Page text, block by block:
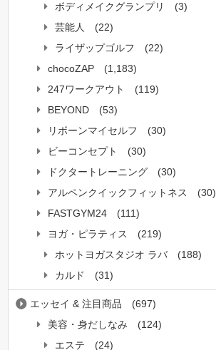
ボディメイクグランプリ
(3)
芸能人
(22)
ライザップゴルフ
(22)
chocoZAP
(1,183)
247ワークアウト
(119)
BEYOND
(53)
リボーンマイセルフ
(30)
ビーコンセプト
(30)
ドクタートレーニング
(30)
アルペンクイックフィットネス
(30)
FASTGYM24
(111)
ヨガ・ピラティス
(219)
ホットヨガスタジオ ラバ
(188)
カルド
(31)
エッセイ & 注目商品
(697)
美容・身だしなみ
(124)
エステ
(24)